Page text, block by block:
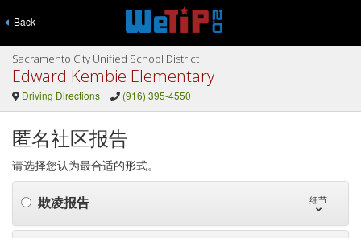
Back
Sacramento City Unified School District
Edward Kembie Elementary
Driving Directions (916) 395-4550
匿名社区报告
请选择您认为最合适的形式。
欺凌报告 细节